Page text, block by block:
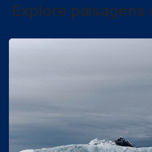
Explore paisagens